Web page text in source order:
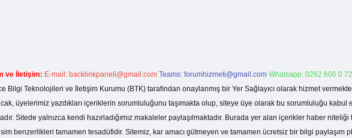
ve İletişim: E-mail: backlinkpaneli@gmail.com Teams: forumhizmeti@gmail.com Whatsapp: 0262 606 0
Bilgi Teknolojileri ve İletişim Kurumu (BTK) tarafından onaylanmış bir Yer Sağlayıcı olarak hizmet
üyelerimiz yazdıkları içeriklerin sorumluluğunu taşımakta olup, siteye üye olarak bu sorumluluğu
Sitede yalnızca kendi hazırladığımız makaleler paylaşılmaktadır. Burada yer alan içerikler haber
benzerlikleri tamamen tesadüfidir. Sitemiz, kar amacı gütmeyen ve tamamen ücretsiz bir bilgi paylaşım